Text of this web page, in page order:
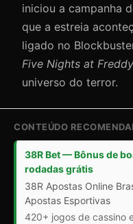
iniciou a campanha
que a estreia
ligado no
Five Nights at
universo do terror.
CONTEÚDO
38R Bet — Bônus de
rodadas grátis
38R Apostas Online
Apostas Esportivas
420+ jogos de cassino